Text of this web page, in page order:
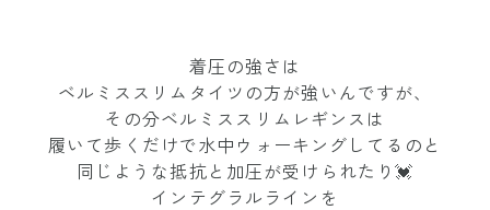
着圧の強さは
ベルミススリムタイツの方が強いんですが、
その分ベルミススリムレギンスは
履いて歩くだけで水中ウォーキングしてるのと
同じような抵抗と加圧が受けられたり💓
インテグラルラインを